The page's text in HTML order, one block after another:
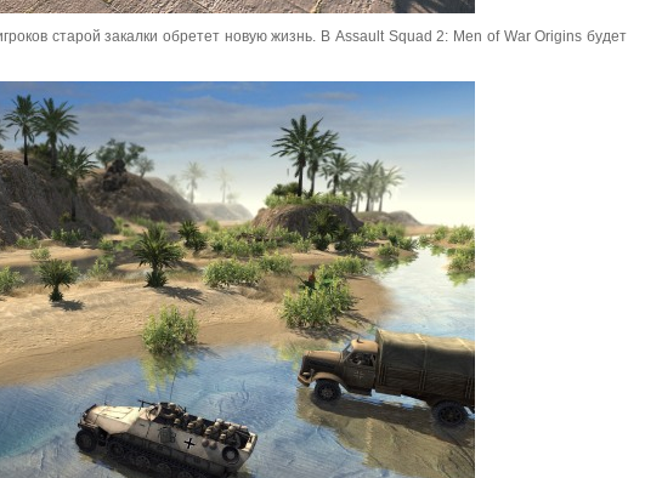
старой закалки обретет новую жизнь. В Assault Squad 2: Men of War Origins будет